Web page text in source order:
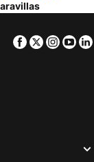
Snowboard Centre
Festival
Facebook
Twitter